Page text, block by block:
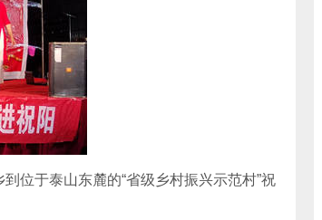
位于泰山东麓的“省级乡村振兴示范村”祝